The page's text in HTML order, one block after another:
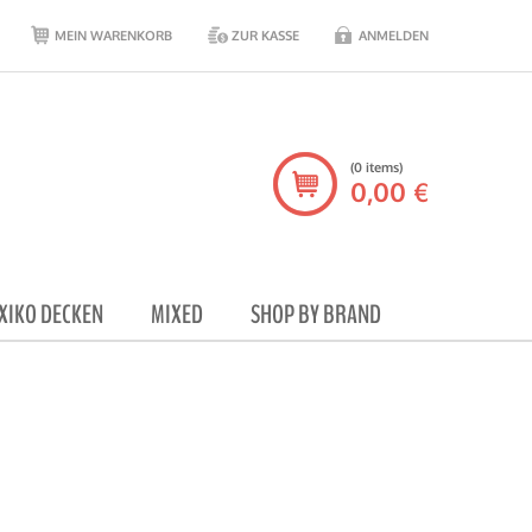
MEIN WARENKORB ZUR KASSE ANMELDEN
(0 items)
0,00 €
DECKEN MIXED SHOP BY BRAND